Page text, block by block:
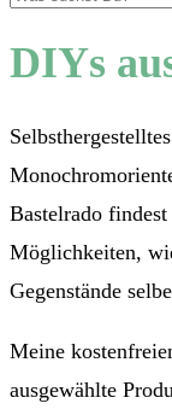
DIYs
Bastelrado
Möglichkeiten,
Gegenstände
Meine
ausgewählte